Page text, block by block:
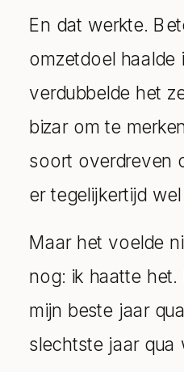
En dat werkte.
omzetdoel haalde
verdubbelde het
bizar om te
soort overdreven
er tegelijkertijd
Maar het voelde
nog: ik haatte het.
mijn beste jaar
slechtste jaar qua